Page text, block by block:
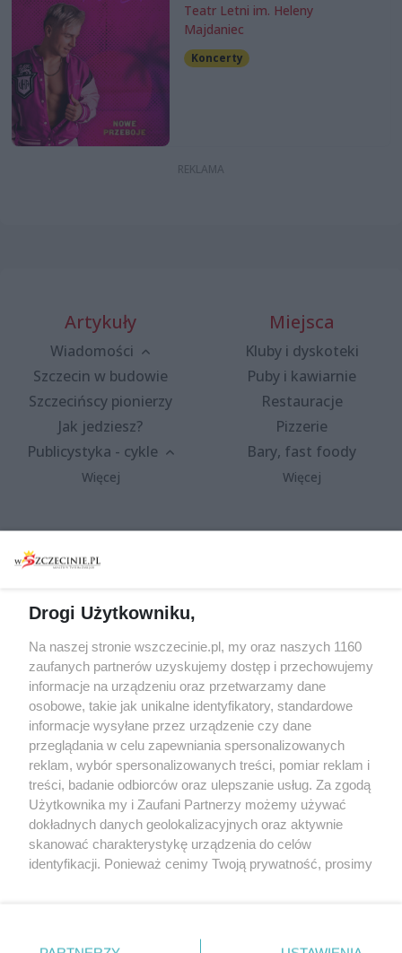
Teatr Letni im. Heleny
Majdaniec
Koncerty
Artykuły
Wiadomości
Szczecin w budowie
Szczecińscy pionierzy
Jak jedziesz?
Publicystyka - cykle
Więcej
Miejsca
Kluby i dyskoteki
Puby i kawiarnie
Restauracje
Pizzerie
Bary, fast foody
Więcej
Wydarzenia
Warsztaty
Jarmarki, festyny, pchle
targi
Wernisaże
Więcej
Reklama
Redakcja
Specjalny koncert z okazji
20. urodzin portalu
wSzczecinie.pl
Regulamin konkursów
śniadaniówka "Hej
Szczecin! Jest piątek!"
Drogi Użytkowniku,
Na naszej stronie wszczecinie.pl, my oraz naszych 1160
zaufanych partnerów uzyskujemy dostęp i przechowujemy
informacje na urządzeniu oraz przetwarzamy dane
osobowe, takie jak unikalne identyfikatory, standardowe
informacje wysyłane przez urządzenie czy dane
przeglądania w celu zapewniania spersonalizowanych
reklam, wybór spersonalizowanych treści, pomiar reklam i
treści, badanie odbiorców oraz ulepszanie usług. Za zgodą
Użytkownika my i Zaufani Partnerzy możemy używać
dokładnych danych geolokalizacyjnych oraz aktywnie
skanować charakterystykę urządzenia do celów
identyfikacji. Ponieważ cenimy Twoją prywatność, prosimy
prywatności znajdujący się w lewym dolnym rogu strony